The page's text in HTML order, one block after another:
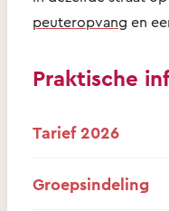
peuteropvang en
Praktische
Tarief 2026
Groepsindeling